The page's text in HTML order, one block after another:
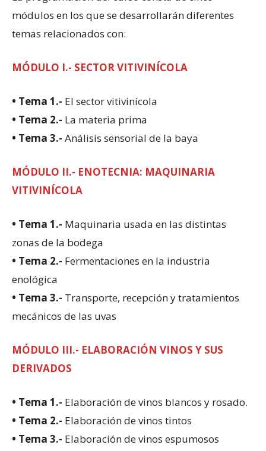
módulos en los que se desarrollarán diferentes
temas relacionados con:
MÓDULO I.- SECTOR VITIVINÍCOLA
• Tema 1.- El sector vitivinícola
• Tema 2.- La materia prima
• Tema 3.- Análisis sensorial de la baya
MÓDULO II.- ENOTECNIA: MAQUINARIA
VITIVINÍCOLA
• Tema 1.- Maquinaria usada en las distintas
zonas de la bodega
• Tema 2.- Fermentaciones en la industria
enológica
• Tema 3.- Transporte, recepción y tratamientos
mecánicos de las uvas
MÓDULO III.- ELABORACIÓN VINOS Y SUS
DERIVADOS
• Tema 1.- Elaboración de vinos blancos y rosado.
• Tema 2.- Elaboración de vinos tintos
• Tema 3.- Elaboración de vinos espumosos